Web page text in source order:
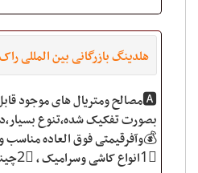
هلدینگ بازرگانی بین المللی
بصورت تفکیک شده،تنوع